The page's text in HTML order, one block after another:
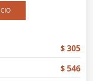
$ 305
$ 546